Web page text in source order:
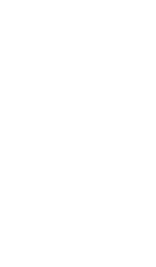
haar.
voor een
toepassen op de